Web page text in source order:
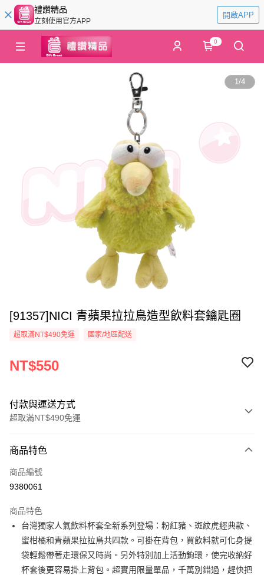
禮讚精品
立刻使用官方APP
開啟APP
0
1/4
[91357]NICI 青蘋果拉拉鳥造型飲料套鑰匙圈
超取滿NT$490免運 國家/地區配送
NT$550
付款與運送方式
超取滿NT$490免運
信用卡一次付款
超商取貨付款
Apple Pay
街口支付
悠遊付
商品特色
商品編號
9380061
商品特色
台灣獨家人氣飲料杯套全新系列登場：粉紅豬、斑紋虎經典款、
蜜柑橘和青蘋果拉拉鳥共四款。可掛在背包，買飲料就可化身提
袋輕鬆帶著走環保又時尚。另外特別加上活動鉤環，使完收納好
杯套後更容易掛上背包。超實用限量單品，千萬別錯過，趕快把